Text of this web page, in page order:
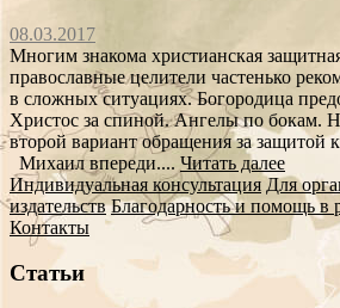
08.03.2017
Многим знакома христианская
православные целители частенько
в сложных ситуациях. Богородица
Христос за спиной. Ангелы по бокам.
второй вариант обращения за
Михаил впереди.... Читать далее
Индивидуальная консультация Для
издательств Благодарность и помощь в
Контакты
Статьи